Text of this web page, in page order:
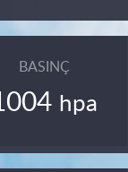
BASINÇ
hpa